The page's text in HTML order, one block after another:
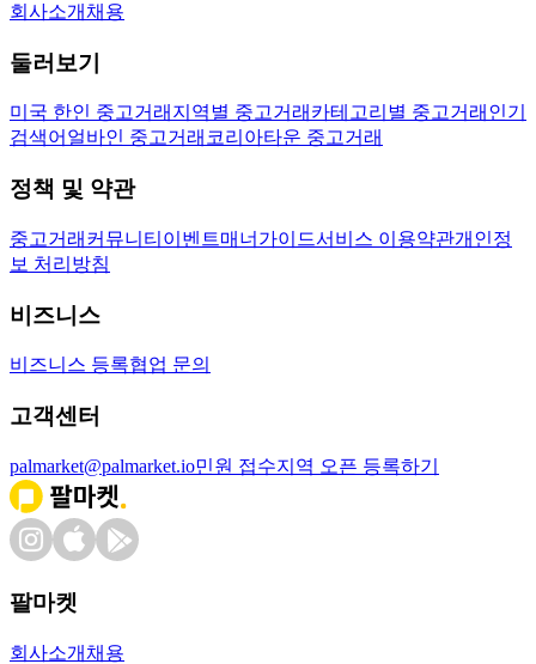
회사소개 채용
둘러보기
미국 한인 중고거래 지역별 중고거래 카테고리별 중고거래 인기
검색어 얼바인 중고거래 코리아타운 중고거래
정책 및 약관
중고거래 커뮤니티 이벤트매너가이드서비스 이용약관개인정
보 처리방침
비즈니스
비즈니스 등록협업 문의
고객센터
palmarket@palmarket.io민원 접수지역 오픈 등록하기
팔마켓
회사소개 채용